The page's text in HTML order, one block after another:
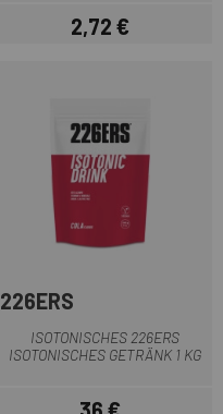
Preis
2,72 €
226ERS
ISOTONISCHES 226ERS
ISOTONISCHES GETRÄNK 1 KG